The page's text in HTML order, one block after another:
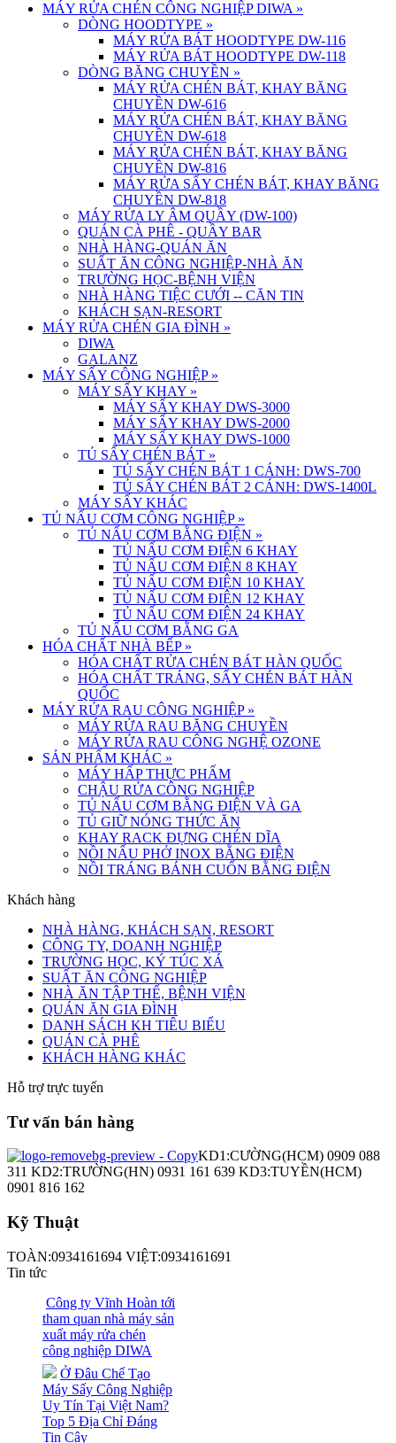
MÁY RỬA CHÉN CÔNG NGHIỆP DIWA »
DÒNG HOODTYPE »
MÁY RỬA BÁT HOODTYPE DW-116
MÁY RỬA BÁT HOODTYPE DW-118
DÒNG BĂNG CHUYỀN »
MÁY RỬA CHÉN BÁT, KHAY BĂNG
CHUYỀN DW-616
MÁY RỬA CHÉN BÁT, KHAY BĂNG
CHUYỀN DW-618
MÁY RỬA CHÉN BÁT, KHAY BĂNG
CHUYỀN DW-816
MÁY RỬA SẤY CHÉN BÁT, KHAY BĂNG
CHUYỀN DW-818
MÁY RỬA LY ÂM QUẦY (DW-100)
QUÁN CÀ PHÊ - QUẦY BAR
NHÀ HÀNG-QUÁN ĂN
SUẤT ĂN CÔNG NGHIỆP-NHÀ ĂN
TRƯỜNG HỌC-BỆNH VIỆN
NHÀ HÀNG TIỆC CƯỚI -- CĂN TIN
KHÁCH SẠN-RESORT
MÁY RỬA CHÉN GIA ĐÌNH »
DIWA
GALANZ
MÁY SẤY CÔNG NGHIỆP »
MÁY SẤY KHAY »
MÁY SẤY KHAY DWS-3000
MÁY SẤY KHAY DWS-2000
MÁY SẤY KHAY DWS-1000
TỦ SẤY CHÉN BÁT »
TỦ SẤY CHÉN BÁT 1 CÁNH: DWS-700
TỦ SẤY CHÉN BÁT 2 CÁNH: DWS-1400L
MÁY SẤY KHÁC
TỦ NẤU CƠM CÔNG NGHIỆP »
TỦ NẤU CƠM BẰNG ĐIỆN »
TỦ NẤU CƠM ĐIỆN 6 KHAY
TỦ NẤU CƠM ĐIỆN 8 KHAY
TỦ NẤU CƠM ĐIỆN 10 KHAY
TỦ NẤU CƠM ĐIỆN 12 KHAY
TỦ NẤU CƠM ĐIỆN 24 KHAY
TỦ NẤU CƠM BẰNG GA
HÓA CHẤT NHÀ BẾP »
HÓA CHẤT RỬA CHÉN BÁT HÀN QUỐC
HÓA CHẤT TRÁNG, SẤY CHÉN BÁT HÀN
QUỐC
MÁY RỬA RAU CÔNG NGHIỆP »
MÁY RỬA RAU BĂNG CHUYỀN
MÁY RỬA RAU CÔNG NGHỆ OZONE
SẢN PHẨM KHÁC »
MÁY HẤP THỰC PHẨM
CHẬU RỬA CÔNG NGHIỆP
TỦ NẤU CƠM BẰNG ĐIỆN VÀ GA
TỦ GIỮ NÓNG THỨC ĂN
KHAY RACK ĐỰNG CHÉN DĨA
NỒI NẤU PHỞ INOX BẰNG ĐIỆN
NỒI TRÁNG BÁNH CUỐN BẰNG ĐIỆN
Khách hàng
NHÀ HÀNG, KHÁCH SẠN, RESORT
CÔNG TY, DOANH NGHIỆP
TRƯỜNG HỌC, KÝ TÚC XÁ
SUẤT ĂN CÔNG NGHIỆP
NHÀ ĂN TẬP THỂ, BỆNH VIỆN
QUÁN ĂN GIA ĐÌNH
DANH SÁCH KH TIÊU BIỂU
QUÁN CÀ PHÊ
KHÁCH HÀNG KHÁC
Hỗ trợ trực tuyến
Tư vấn bán hàng
KD1:CƯỜNG(HCM) 0909 088
311 KD2:TRƯỜNG(HN) 0931 161 639 KD3:TUYỀN(HCM)
0901 816 162
Kỹ Thuật
TOÀN:0934161694 VIỆT:0934161691
Tin tức
Công ty Vĩnh Hoàn tới
tham quan nhà máy sản
xuất máy rửa chén
công nghiệp DIWA
Ở Đâu Chế Tạo
Máy Sấy Công Nghiệp
Uy Tín Tại Việt Nam?
Top 5 Địa Chỉ Đáng
Tin Cậy